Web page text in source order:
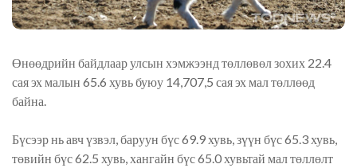
Өнөөдрийн байдлаар улсын хэмжээнд төллөвөл зохих 22.4
сая эх малын 65.6 хувь буюу 14,707,5 сая эх мал төллөөд
байна.
Бүсээр нь авч үзвэл, баруун бүс 69.9 хувь, зүүн бүс 65.3 хувь,
төвийн бүс 62.5 хувь, хангайн бүс 65.0 хувьтай мал төллөлт